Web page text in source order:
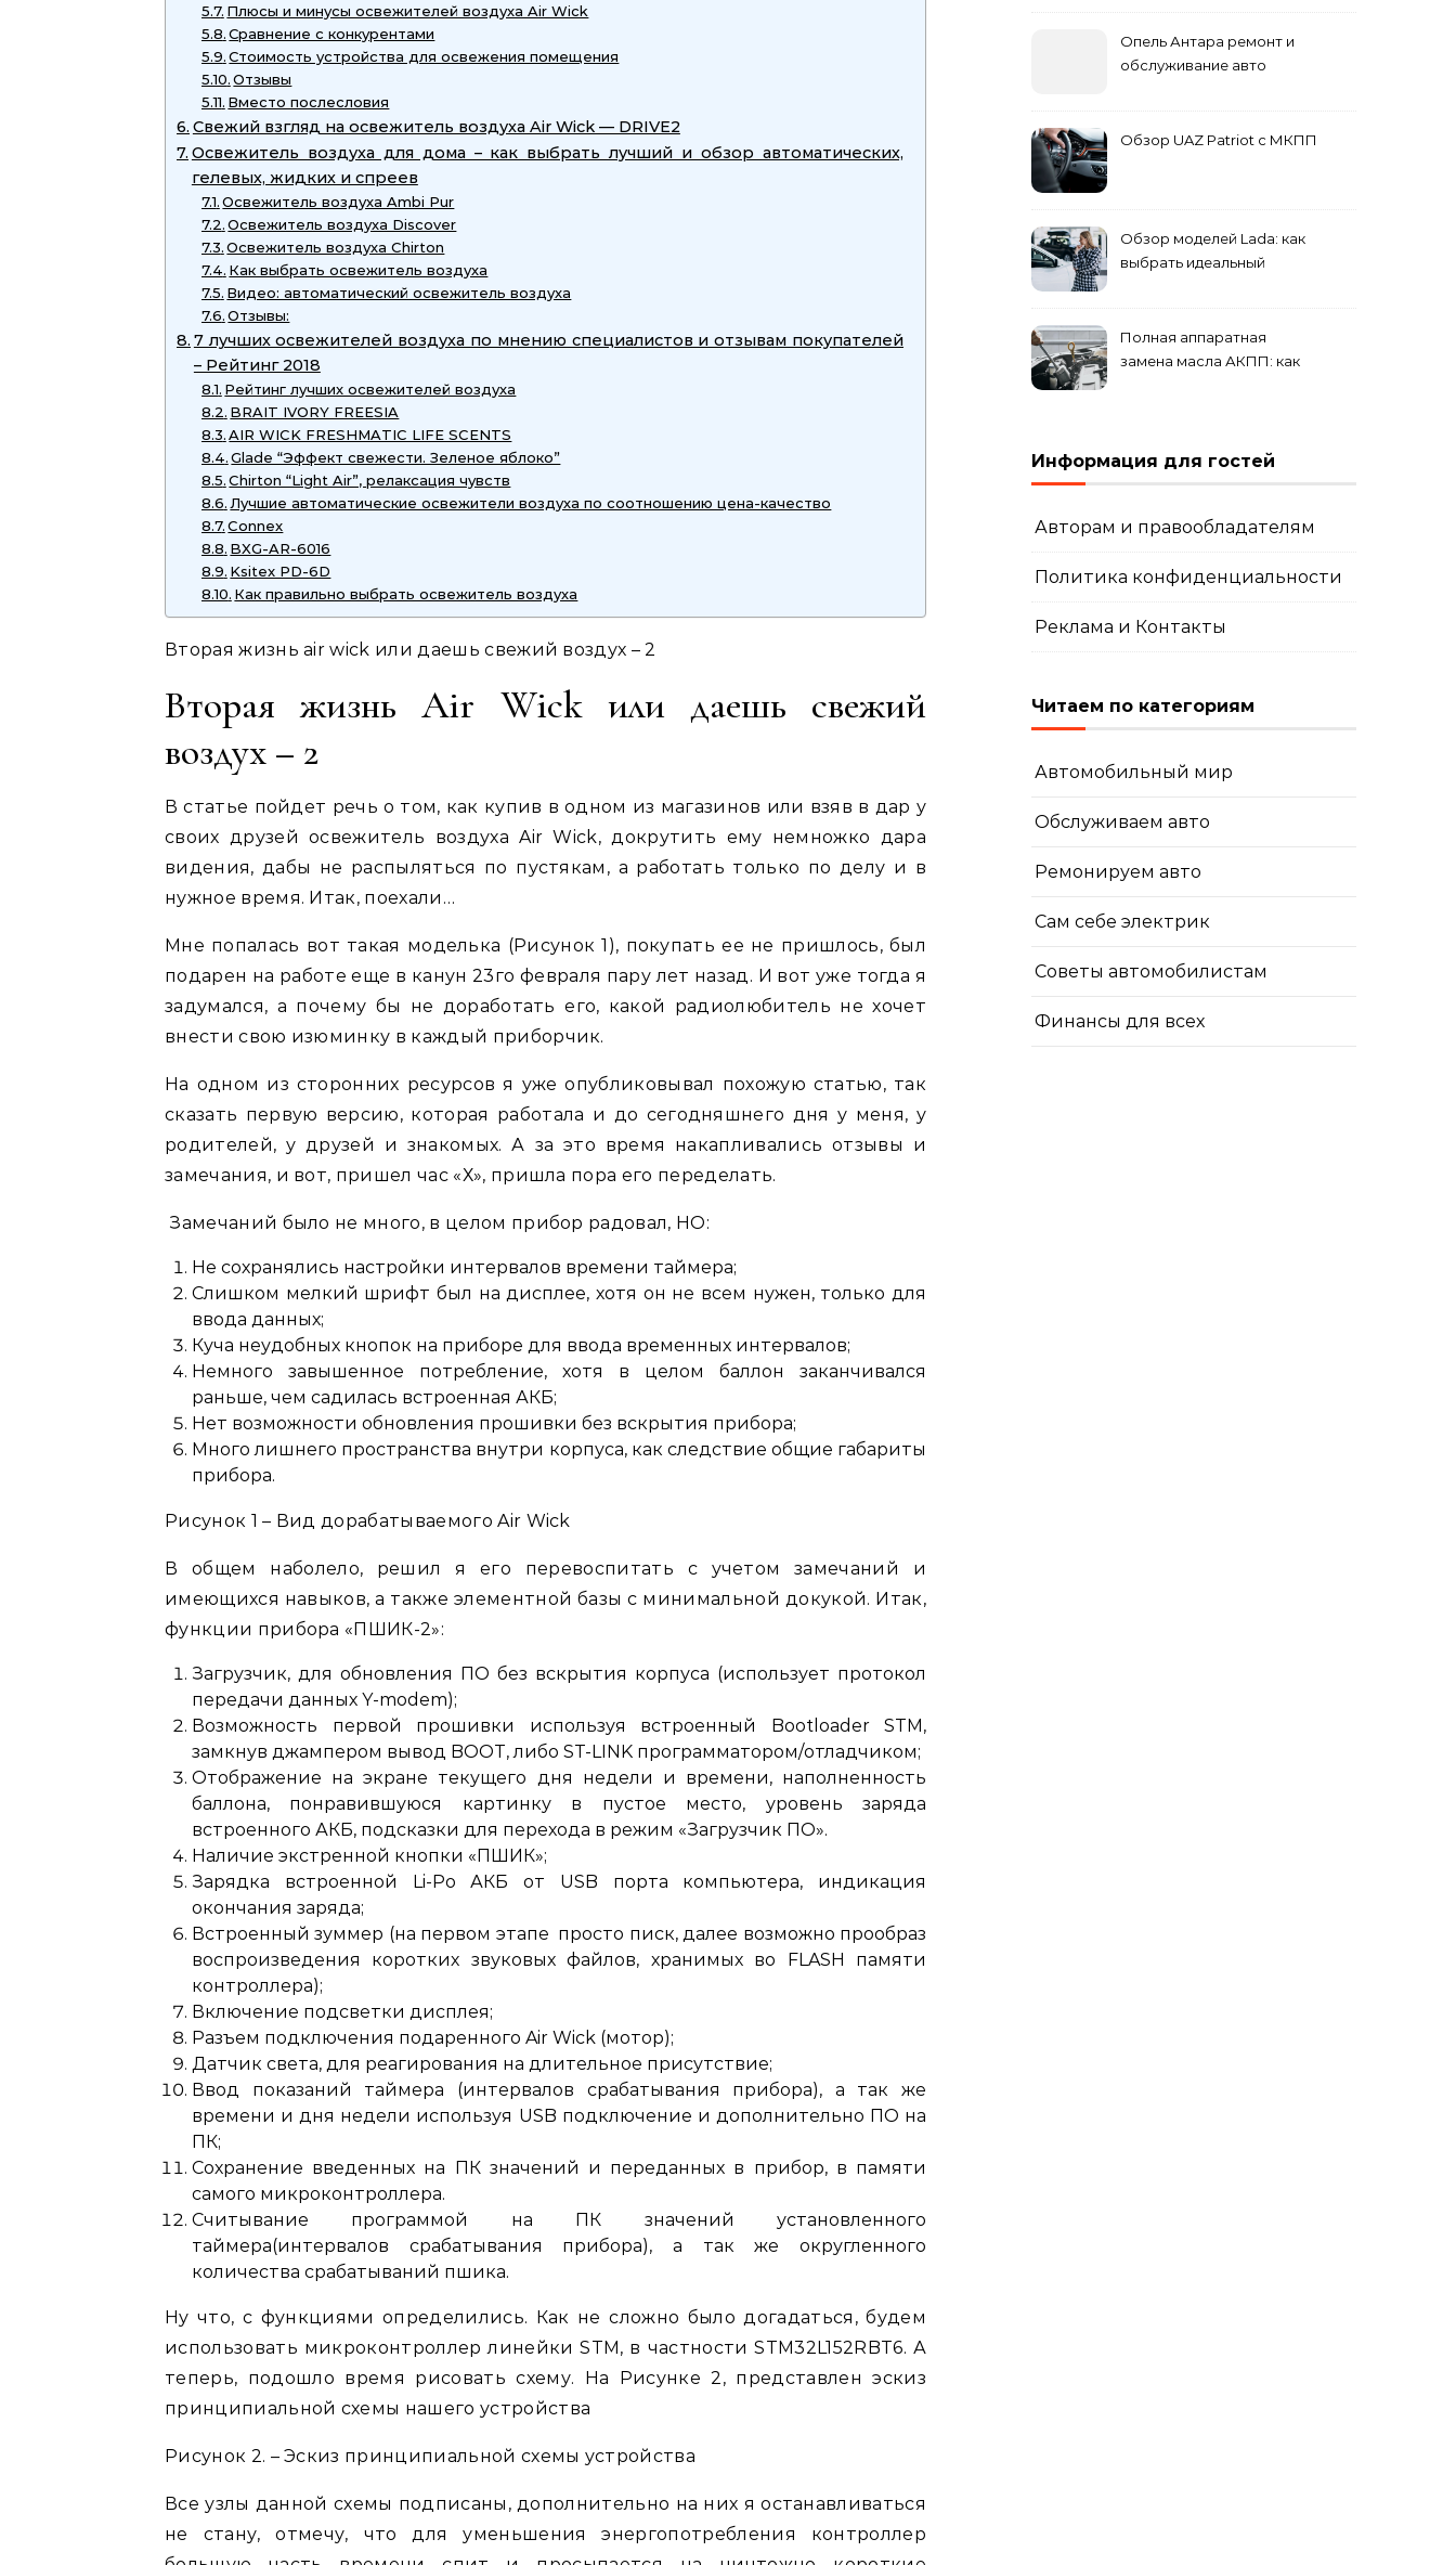
Плюсы и минусы освежителей воздуха Air Wick
Сравнение с конкурентами
Стоимость устройства для освежения помещения
Отзывы
Вместо послесловия
Свежий взгляд на освежитель воздуха Air Wick — DRIVE2
Освежитель воздуха для дома – как выбрать лучший и обзор автоматических,
гелевых, жидких и спреев
Освежитель воздуха Ambi Pur
Освежитель воздуха Discover
Освежитель воздуха Chirton
Как выбрать освежитель воздуха
Видео: автоматический освежитель воздуха
Отзывы:
7 лучших освежителей воздуха по мнению специалистов и отзывам покупателей
– Рейтинг 2018
Рейтинг лучших освежителей воздуха
BRAIT IVORY FREESIA
AIR WICK FRESHMATIC LIFE SCENTS
Glade “Эффект свежести. Зеленое яблоко”
Chirton “Light Air”, релаксация чувств
Лучшие автоматические освежители воздуха по соотношению цена-качество
Connex
BXG-AR-6016
Ksitex PD-6D
Как правильно выбрать освежитель воздуха
Вторая жизнь air wick или даешь свежий воздух – 2
Вторая жизнь Air Wick или даешь свежий
воздух – 2
В статье пойдет речь о том, как купив в одном из магазинов или взяв в дар у
своих друзей освежитель воздуха Air Wick, докрутить ему немножко дара
видения, дабы не распыляться по пустякам, а работать только по делу и в
нужное время. Итак, поехали…
Мне попалась вот такая моделька (Рисунок 1), покупать ее не пришлось, был
подарен на работе еще в канун 23го февраля пару лет назад. И вот уже тогда я
задумался, а почему бы не доработать его, какой радиолюбитель не хочет
внести свою изюминку в каждый приборчик.
На одном из сторонних ресурсов я уже опубликовывал похожую статью, так
сказать первую версию, которая работала и до сегодняшнего дня у меня, у
родителей, у друзей и знакомых. А за это время накапливались отзывы и
замечания, и вот, пришел час «Х», пришла пора его переделать.
Замечаний было не много, в целом прибор радовал, НО:
Не сохранялись настройки интервалов времени таймера;
Слишком мелкий шрифт был на дисплее, хотя он не всем нужен, только для
ввода данных;
Куча неудобных кнопок на приборе для ввода временных интервалов;
Немного завышенное потребление, хотя в целом баллон заканчивался
раньше, чем садилась встроенная АКБ;
Нет возможности обновления прошивки без вскрытия прибора;
Много лишнего пространства внутри корпуса, как следствие общие габариты
прибора.
Рисунок 1 – Вид дорабатываемого Air Wick
В общем наболело, решил я его перевоспитать с учетом замечаний и
имеющихся навыков, а также элементной базы с минимальной докукой. Итак,
функции прибора «ПШИК-2»:
Загрузчик, для обновления ПО без вскрытия корпуса (использует протокол
передачи данных Y-modem);
Возможность первой прошивки используя встроенный Bootloader STM,
замкнув джампером вывод BOOT, либо ST-LINK программатором/отладчиком;
Отображение на экране текущего дня недели и времени, наполненность
баллона, понравившуюся картинку в пустое место, уровень заряда
встроенного АКБ, подсказки для перехода в режим «Загрузчик ПО».
Наличие экстренной кнопки «ПШИК»;
Зарядка встроенной Li-Po АКБ от USB порта компьютера, индикация
окончания заряда;
Встроенный зуммер (на первом этапе просто писк, далее возможно прообраз
воспроизведения коротких звуковых файлов, хранимых во FLASH памяти
контроллера);
Включение подсветки дисплея;
Разъем подключения подаренного Air Wick (мотор);
Датчик света, для реагирования на длительное присутствие;
Ввод показаний таймера (интервалов срабатывания прибора), а так же
времени и дня недели используя USB подключение и дополнительно ПО на
ПК;
Сохранение введенных на ПК значений и переданных в прибор, в памяти
самого микроконтроллера.
Считывание программой на ПК значений установленного
таймера(интервалов срабатывания прибора), а так же округленного
количества срабатываний пшика.
Ну что, с функциями определились. Как не сложно было догадаться, будем
использовать микроконтроллер линейки STM, в частности STM32L152RBT6. А
теперь, подошло время рисовать схему. На Рисунке 2, представлен эскиз
принципиальной схемы нашего устройства
Рисунок 2. – Эскиз принципиальной схемы устройства
Все узлы данной схемы подписаны, дополнительно на них я останавливаться
не стану, отмечу, что для уменьшения энергопотребления контроллер
Опель Антара ремонт и
обслуживание авто
Обзор UAZ Patriot с МКПП
Обзор моделей Lada: как
выбрать идеальный
Полная аппаратная
замена масла АКПП: как
Информация для гостей
Авторам и правообладателям
Политика конфиденциальности
Реклама и Контакты
Читаем по категориям
Автомобильный мир
Обслуживаем авто
Ремонируем авто
Сам себе электрик
Советы автомобилистам
Финансы для всех